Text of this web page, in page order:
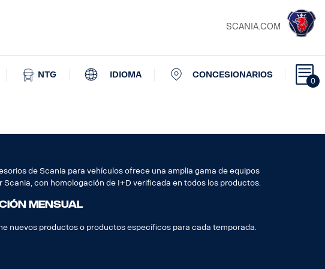
SCANIA.COM
0
NTG IDIOMA CONCESIONARIOS
de Scania para vehículos ofrece una amplia gama de equipos
Scania, con homologación de I+D verificada en todos los productos.
mensual
nuevos productos o productos específicos para cada temporada.